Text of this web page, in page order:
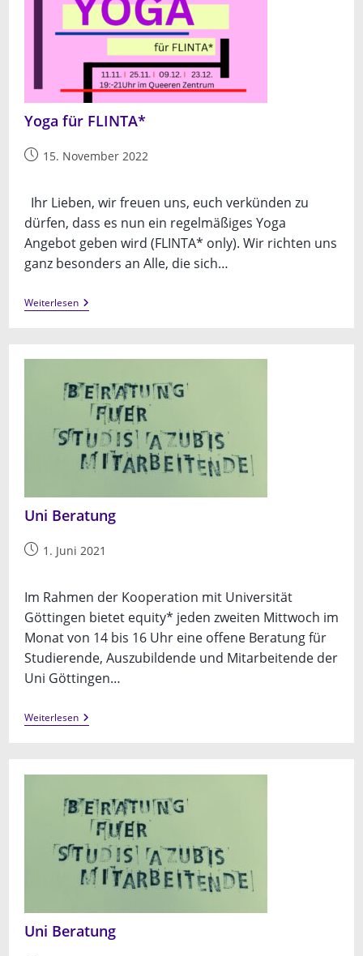
Yoga für FLINTA*
Beitrag15. November 2022
Ihr Lieben, wir freuen uns, euch verkünden zu
dürfen, dass es nun ein regelmäßiges Yoga
Angebot geben wird (FLINTA* only). Wir richten uns
ganz besonders an Alle, die sich…
WeiterlesenYoga
Für
Uni Beratung
Beitrag1. Juni 2021
Im Rahmen der Kooperation mit Universität
Göttingen bietet equity* jeden zweiten Mittwoch im
Monat von 14 bis 16 Uhr eine offene Beratung für
Studierende, Auszubildende und Mitarbeitende der
Uni Göttingen…
WeiterlesenUni
Beratung
Uni Beratung